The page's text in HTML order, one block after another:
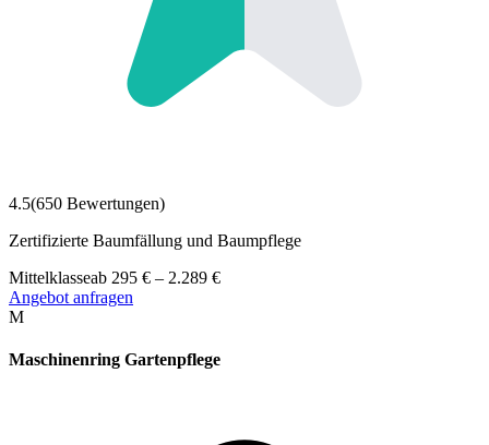
4.5(650 Bewertungen)
Zertifizierte Baumfällung und Baumpflege
Mittelklasseab 295 € – 2.289 €
Angebot anfragen
M
Maschinenring Gartenpflege